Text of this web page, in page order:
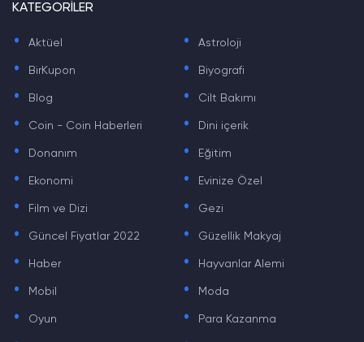
KATEGORİLER
. Aktüel . Astroloji
. BirKupon . Biyografi
. Blog . Cilt Bakımı
. Coin - Coin Haberleri . Dini içerik
. Donanım . Eğitim
. Ekonomi . Evinize Özel
. Film ve Dizi . Gezi
. Güncel Fiyatlar 2022 . Güzellik Makyaj
. Haber . Hayvanlar Alemi
. Mobil . Moda
. Oyun . Para Kazanma